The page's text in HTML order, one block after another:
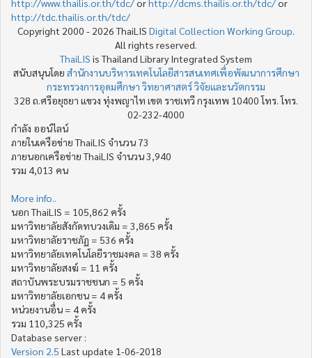
http://tdc.thailis.or.th/tdc/
Copyright 2000 - 2026 ThaiLIS Digital Collection Working Group
All rights reserved.
ThaiLIS is Thailand Library Integrated System
สนับสนุนโดย สำนักงานบริหารเทคโนโลยีสารสนเทศเพื่อพัฒนาการศึกษา
กระทรวงการอุดมศึกษา วิทยาศาสตร์ วิจัยและนวัตกรรม
328 ถ.ศรีอยุธยา แขวง ทุ่งพญาไท เขต ราชเทวี กรุงเทพ 10400 โทร. โทร.
02-232-4000
กำลัง ออน์ไลน์
ภายในเครือข่าย ThaiLIS จำนวน 73
ภายนอกเครือข่าย ThaiLIS จำนวน 3,940
รวม 4,013 คน
More info..
นอก ThaiLIS = 105,862 ครั้ง
มหาวิทยาลัยสังกัดทบวงเดิม = 3,865 ครั้ง
มหาวิทยาลัยราชภัฏ = 536 ครั้ง
มหาวิทยาลัยเทคโนโลยีราชมงคล = 38 ครั้ง
มหาวิทยาลัยสงฆ์ = 11 ครั้ง
สถาบันพระบรมราชชนก = 5 ครั้ง
มหาวิทยาลัยเอกชน = 4 ครั้ง
หน่วยงานอื่น = 4 ครั้ง
รวม 110,325 ครั้ง
Database server :
Version 2.5 Last update 1-06-2018